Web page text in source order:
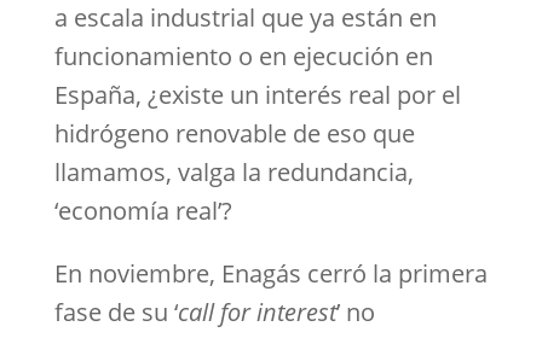
a escala industrial que ya están en
funcionamiento o en ejecución en
España, ¿existe un interés real por el
hidrógeno renovable de eso que
llamamos, valga la redundancia,
‘economía real’?
En noviembre, Enagás cerró la primera
fase de su ‘call for interest’ no